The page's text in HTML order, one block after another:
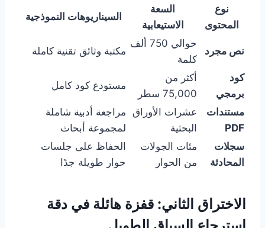
نوع
المحتوى
السعة
الاستيعابية
السيناريوهات النموذجية
نص مجرد
حوالي 750 ألف
كلمة
مكتبة وثائق تقنية كاملة
كود
برمجي
أكثر من
75,000 سطر
مستودع كود كامل
مستندات
PDF
عشرات الأوراق
البحثية
مراجعة أدبية شاملة
لمجموعة أبحاث
سجلات
المحادثة
مئات الجولات
من الحوار
الحفاظ على جلسات
حوار طويلة جدًا
الاختراق الثاني: قفزة هائلة في دقة